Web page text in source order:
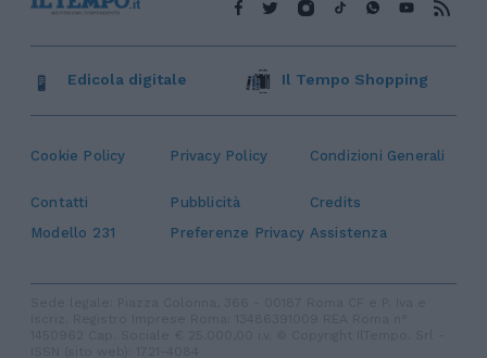
Cookie Policy Privacy Policy Condizioni Generali
Contatti Pubblicità
Credits
Modello 231
Preferenze Privacy Assistenza
Edicola digitale Il Tempo Shopping